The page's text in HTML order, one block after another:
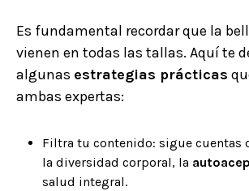
Es fundamental recordar que la
vienen en todas las tallas. Aquí te
algunas estrategias prácticas
ambas expertas:
Filtra tu contenido: sigue cuentas
la diversidad corporal, la
salud integral.